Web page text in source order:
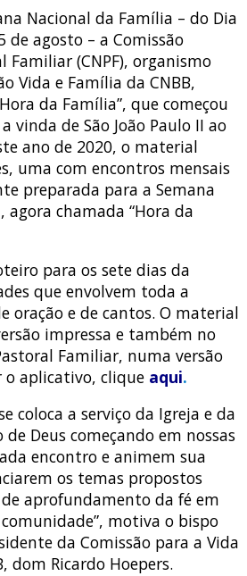
Nacional da Família – do Dia
de agosto – a Comissão
Familiar (CNPF), organismo
Vida e Família da CNBB,
da Família”, que começou
vinda de São João Paulo II ao
ano de 2020, o material
uma com encontros mensais
preparada para a Semana
agora chamada “Hora da
para os sete dias da
que envolvem toda a
oração e de cantos. O material
impressa e também no
Familiar, numa versão
o aplicativo, clique aqui.
coloca a serviço da Igreja e da
Deus começando em nossas
encontro e animem sua
os temas propostos
aprofundamento da fé em
motiva o bispo
da Comissão para a Vida
dom Ricardo Hoepers.